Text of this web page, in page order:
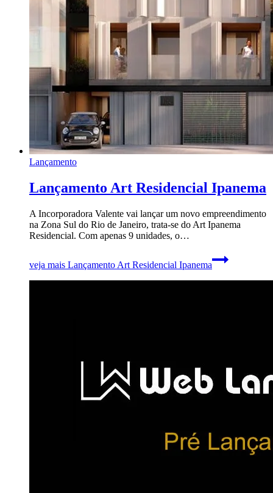
Lançamento
Lançamento Art Residencial Ipanema
A Incorporadora Valente vai lançar um novo empreendimento
na Zona Sul do Rio de Janeiro, trata-se do Art Ipanema
Residencial. Com apenas 9 unidades, o…
veja mais Lançamento Art Residencial Ipanema